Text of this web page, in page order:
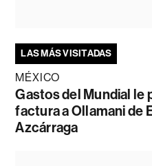
LAS MÁS VISITADAS
MÉXICO
Gastos del Mundial le
factura a Ollamani de
Azcárraga